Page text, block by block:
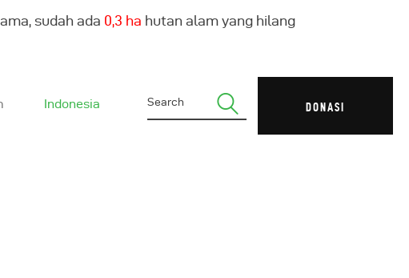
sudah ada 0,4 ha hutan alam yang hilang
Indonesia DONASI